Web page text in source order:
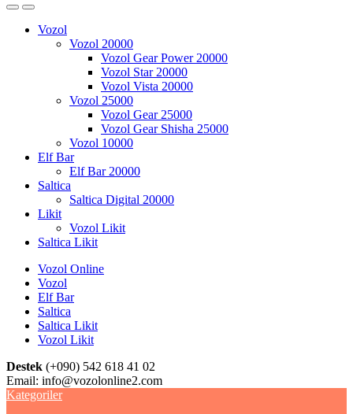
Vozol
Vozol 20000
Vozol Gear Power 20000
Vozol Star 20000
Vozol Vista 20000
Vozol 25000
Vozol Gear 25000
Vozol Gear Shisha 25000
Vozol 10000
Elf Bar
Elf Bar 20000
Saltica
Saltica Digital 20000
Likit
Vozol Likit
Saltica Likit
Vozol Online
Vozol
Elf Bar
Saltica
Saltica Likit
Vozol Likit
Destek (+090) 542 618 41 02
Email: info@vozolonline2.com
Kategoriler